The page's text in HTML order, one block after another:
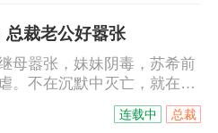
许她叫他哥，她只能叫他
，付墨沉，一遍遍，根深蒂
总裁老公好嚣张
母嚣张，妹妹阴毒，苏希前
。不在沉默中灭亡，就在沉
发（态）。黑莲花进击路
逼闪婚。只是那个外表冷酷
总裁
连载中